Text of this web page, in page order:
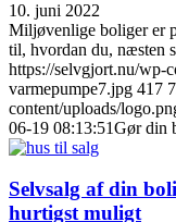
10. juni 2022
Miljøvenlige boliger er
til, hvordan du, næsten
https://selvgjort.nu/wp-
varmepumpe7.jpg 417
content/uploads/
06-19 08:13:51Gør din
Selvsalg af din
hurtigst muligt